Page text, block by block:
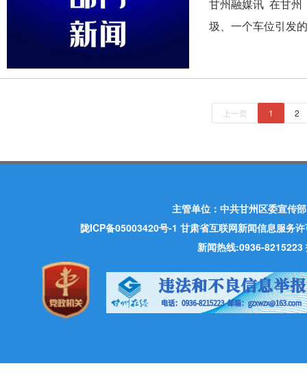
甘州融媒讯 在甘州
圾、一个车位引发
上一页 1 2
主管单位：中共甘州区委宣传
陇ICP备05003420号-1 甘肃省互联网新闻信息服务
新闻热线:0936-8215223